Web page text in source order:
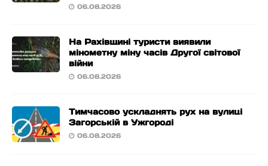
06.08.2026
На Рахівщині туристи виявили
мінометну міну часів Другої світової
війни
06.08.2026
Тимчасово ускладнять рух на вулиці
Загорській в Ужгороді
06.08.2026